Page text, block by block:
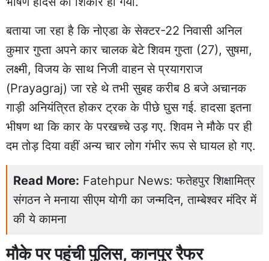
बताया जा रहा है कि नोएडा के सेक्टर-22 निवासी अनिल
कुमार गुप्ता अपने कार चालक बेटे शिवम गुप्ता (27), सुषमा,
लक्ष्मी, विजय के साथ निजी वाहन से प्रयागराज
(Prayagraj) जा रहे थे तभी सुबह करीब 8 बजे अचानक
गाड़ी अनियंत्रित होकरट्रक के पीछे घुस गई. हादसा इतना
भीषण था कि कार के परखच्चे उड़ गए. शिवम ने मौके पर ही
दम तोड़ दिया वहीं अन्य चार लोग गंभीर रूप से घायल हो गए.
Read More: Fatehpur News: फतेहपुर शिक्षामित्र
संगठन ने मनाया सीएम योगी का जन्मदिन, ताम्बेश्वर मंदिर में
की ये कामना
मौके पर पहुंची पुलिस, कानपुर रैफर